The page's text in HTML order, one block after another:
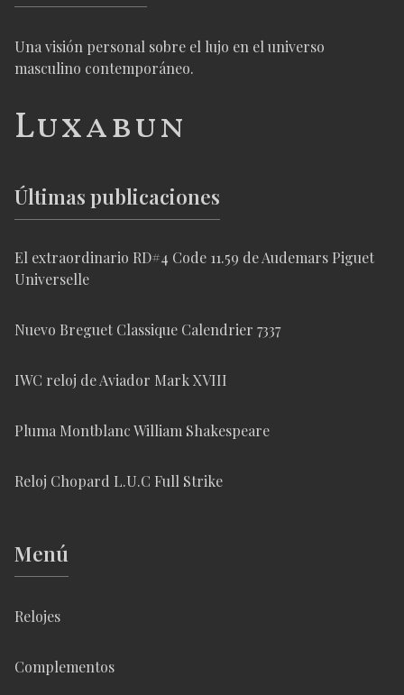
Una visión personal sobre el lujo en el universo
masculino contemporáneo.
Luxabun
Últimas publicaciones
El extraordinario RD#4 Code 11.59 de Audemars Piguet
Universelle
Nuevo Breguet Classique Calendrier 7337
IWC reloj de Aviador Mark XVIII
Pluma Montblanc William Shakespeare
Reloj Chopard L.U.C Full Strike
Menú
Relojes
Complementos